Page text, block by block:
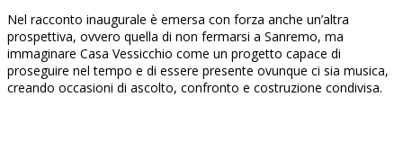
Nel racconto inaugurale è emersa con forza anche un’altra
prospettiva, ovvero quella di non fermarsi a Sanremo, ma
immaginare Casa Vessicchio come un progetto capace di
proseguire nel tempo e di essere presente ovunque ci sia musica,
creando occasioni di ascolto, confronto e costruzione condivisa.